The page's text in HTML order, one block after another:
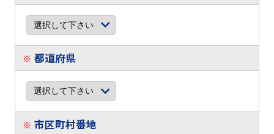
※ 都道府県
※ 市区町村番地